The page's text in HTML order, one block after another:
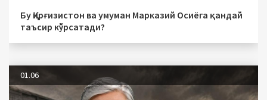
Бу Қирғизистон ва умуман Марказий Осиёга қандай
таъсир кўрсатади?
01.06